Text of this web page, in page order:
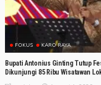
FOKUS KARO RAYA
Bupati Antonius Ginting Tutup
Dikunjungi 85 Ribu Wisatawan